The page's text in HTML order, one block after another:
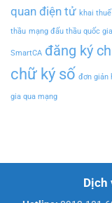
quan điện tử khai
thầu mạng đấu thầu quốc gia
SmartCA đăng ký
chữ ký số đơn giản
gia qua mạng
Dịch